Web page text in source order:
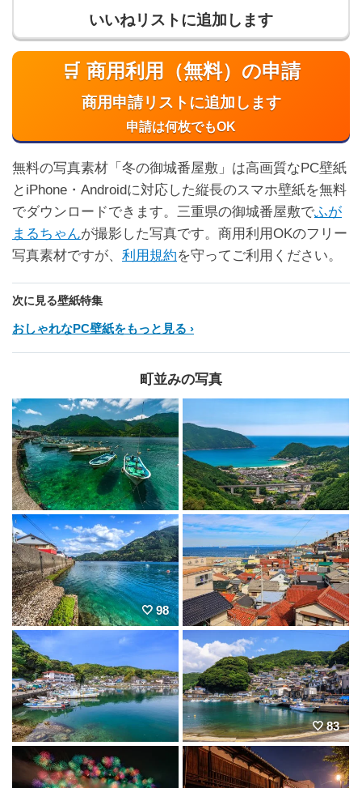
いいねリストに追加します
🛒 商用利用（無料）の申請
商用申請リストに追加します
申請は何枚でもOK
無料の写真素材「冬の御城番屋敷」は高画質なPC壁紙
とiPhone・Androidに対応した縦長のスマホ壁紙を無料
でダウンロードできます。三重県の御城番屋敷でふが
まるちゃんが撮影した写真です。商用利用OKのフリー
写真素材ですが、 利用規約を守ってご利用ください。
次に見る壁紙特集
おしゃれなPC壁紙をもっと見る
町並みの写真
98
83